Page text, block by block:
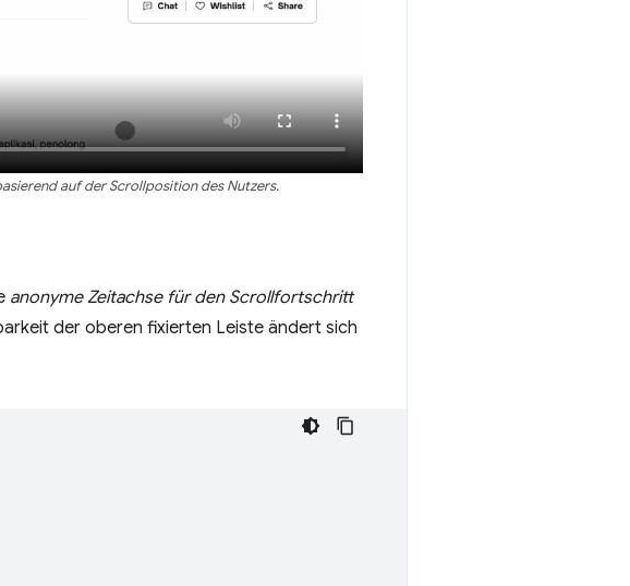
auf der Scrollposition des Nutzers.
anonyme Zeitachse für den Scrollfortschritt
der oberen fixierten Leiste ändert sich